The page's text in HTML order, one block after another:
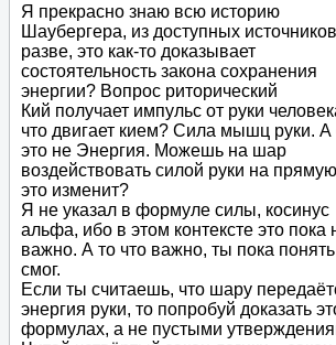
Я прекрасно знаю всю историю
Шаубергера, из доступных
разве, это как-то доказывает
состоятельность закона сохранения
энергии? Вопрос риторический
Кий получает импульс от руки
что двигает кием? Сила мышц руки. А
это не Энергия. Можешь на шар
воздействовать силой руки на
это изменит?
Я не указал в формуле силы, косинус
альфа, ибо в этом контексте это пока
важно. А то что важно, ты пока
смог.
Если ты считаешь, что шару
энергия руки, то попробуй доказать
формулах, а не пустыми